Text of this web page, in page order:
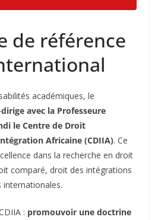
de référence
académiques, le
avec la Professeure
le Centre de Droit
Africaine (CDIIA). Ce
dans la recherche en droit
comparé, droit des intégrations
: promouvoir une doctrine